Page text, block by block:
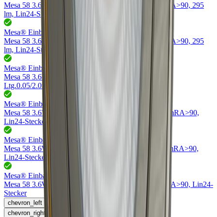
Mesa 58 3.6W/24V DC 4000K
RA>90, 295
lm, Lin24-Stecker
Mesa® Einbauleuchten
Mesa 58 3.6W/24V DC 3000K
RA>90, 295
lm, Lin24-Stecker
Mesa® Einbauleuchten
Mesa 58 3.6W/24V DC 2700K
Ltg.0.05/2.0m
RA>90, 295 lm, Lin24-Stecker
Mesa® Einbauleuchten
Mesa 58 3.6W/24V DC 2700K
Messing, Ltg.0.05/2.0mRA>90,
Lin24-Stecker
Mesa® Einbauleuchten
Mesa 58 3.6W/24V DC 2700K
schwarz, Ltg.0.05/2.0mRA>90,
Lin24-Stecker
Mesa® Einbauleuchten
Mesa 58 3.6W/24V DC 2700K
RA>90, Lin24-
Stecker
chevron_left
chevron_right